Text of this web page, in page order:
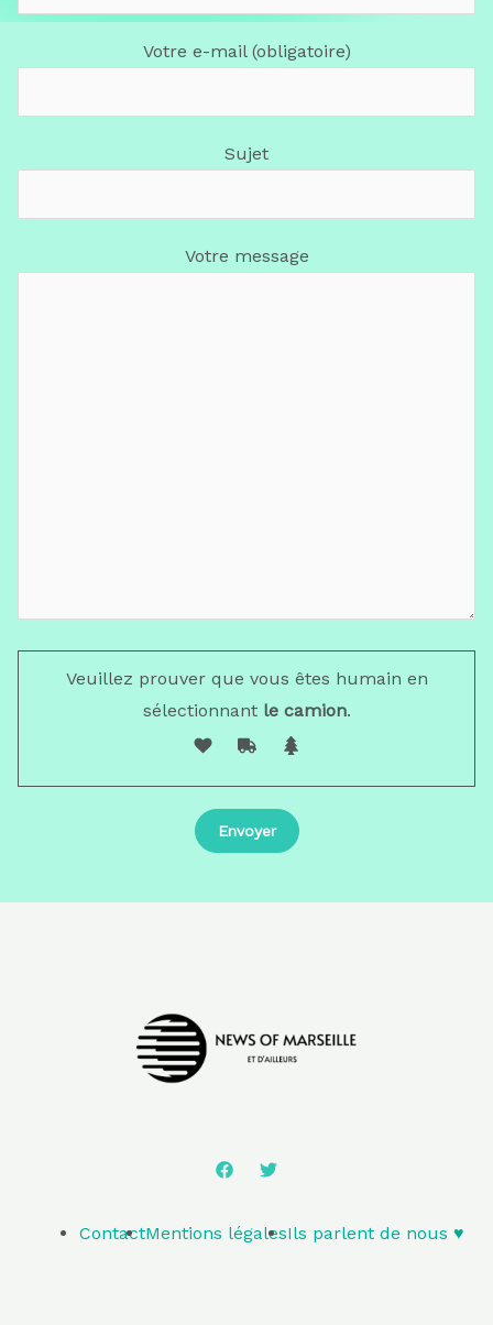
Votre e-mail (obligatoire)
Sujet
Votre message
Veuillez prouver que vous êtes humain en
sélectionnantle camion.
ContactMentions légalesIls parlent de nous ♥️